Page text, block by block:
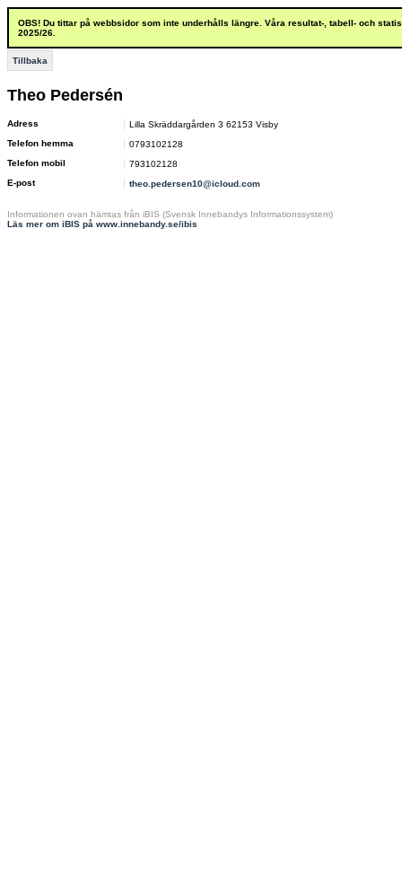
OBS! Du tittar på webbsidor som inte underhålls längre. Våra resultat-, tabell- och
2025/26.
Tillbaka
Theo Pedersén
Adress
Lilla Skräddargården 3 62153 Visby
Telefon hemma
0793102128
Telefon mobil
793102128
E-post
theo.pedersen10@icloud.com
Informationen ovan hämtas från iBIS (Svensk Innebandys Informationssystem)
Läs mer om iBIS på www.innebandy.se/ibis